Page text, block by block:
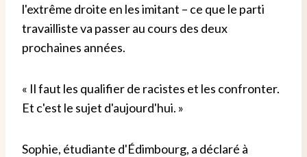
l'extrême droite en les imitant – ce que le parti
travailliste va passer au cours des deux
prochaines années.
« Il faut les qualifier de racistes et les confronter.
Et c'est le sujet d'aujourd'hui. »
Sophie, étudiante d'Édimbourg, a déclaré à